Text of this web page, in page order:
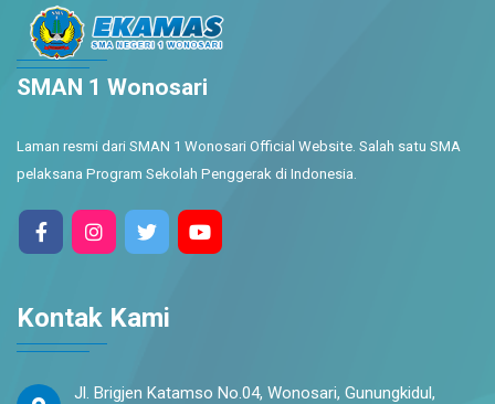
SMAN 1 Wonosari
Laman resmi dari SMAN 1 Wonosari Official Website. Salah satu SMA
pelaksana Program Sekolah Penggerak di Indonesia.
Kontak Kami
Jl. Brigjen Katamso No.04, Wonosari, Gunungkidul,